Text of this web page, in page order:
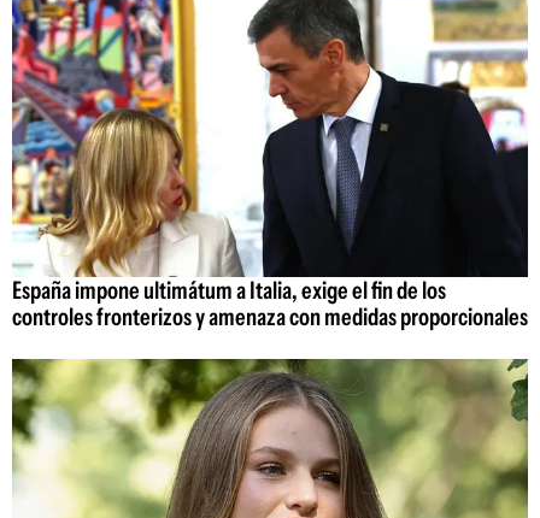
España impone ultimátum a Italia, exige el fin de los
controles fronterizos y amenaza con medidas proporcionales